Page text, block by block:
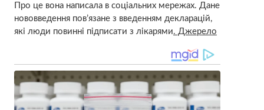
Про це вона написала в соціальних мережах. Дане
нововведення пов’язане з введенням декларацій,
які люди повинні підписати з лікарями. Джерело